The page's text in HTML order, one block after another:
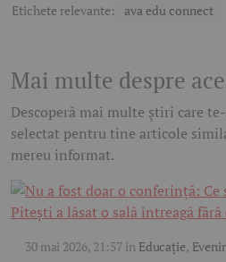
Etichete relevante: ava edu connect
Mai multe despre
Descoperă mai multe știri care
selectat pentru tine articole
mereu informat.
30 mai 2026, 21:57în Educație,